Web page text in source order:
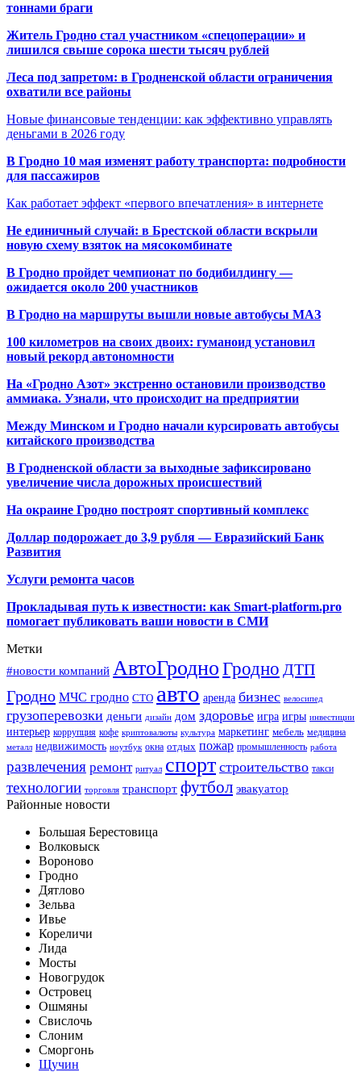
тоннами браги
Житель Гродно стал участником «спецоперации» и
лишился свыше сорока шести тысяч рублей
Леса под запретом: в Гродненской области ограничения
охватили все районы
Новые финансовые тенденции: как эффективно управлять
деньгами в 2026 году
В Гродно 10 мая изменят работу транспорта: подробности
для пассажиров
Как работает эффект «первого впечатления» в интернете
Не единичный случай: в Брестской области вскрыли
новую схему взяток на мясокомбинате
В Гродно пройдет чемпионат по бодибилдингу —
ожидается около 200 участников
В Гродно на маршруты вышли новые автобусы МАЗ
100 километров на своих двоих: гуманоид установил
новый рекорд автономности
На «Гродно Азот» экстренно остановили производство
аммиака. Узнали, что происходит на предприятии
Между Минском и Гродно начали курсировать автобусы
китайского производства
В Гродненской области за выходные зафиксировано
увеличение числа дорожных происшествий
На окраине Гродно построят спортивный комплекс
Доллар подорожает до 3,9 рубля — Евразийский Банк
Развития
Услуги ремонта часов
Прокладывая путь к известности: как Smart-platform.pro
помогает публиковать ваши новости в СМИ
Метки
#новости компаний АвтоГродноГродно ДТП
Гродно МЧС гродно СТО авто аренда бизнес велосипед
грузоперевозки деньги дизайн дом здоровье игра игры инвестиции
интерьер коррупция кофе криптовалюты культура маркетинг мебель медицина
металл недвижимость ноутбук окна отдых пожар промышленность работа
развлечения ремонт ритуал спорт строительство такси
технологии торговля транспорт футбол эвакуатор
Районные новости
Большая Берестовица
Волковыск
Вороново
Гродно
Дятлово
Зельва
Ивье
Кореличи
Лида
Мосты
Новогрудок
Островец
Ошмяны
Свислочь
Слоним
Сморгонь
Щучин